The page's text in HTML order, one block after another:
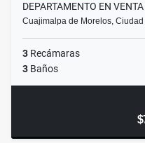
DEPARTAMENTO EN
Cuajimalpa de Morelos,
3 Recámaras
3 Baños